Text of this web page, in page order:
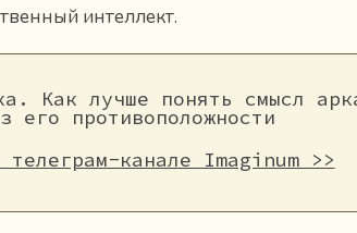
интеллект.
Как лучше понять смысл
его противоположности
телеграм-канале Imaginum >>